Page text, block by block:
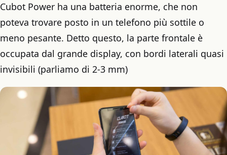
Cubot Power ha una batteria enorme, che non
poteva trovare posto in un telefono più sottile o
meno pesante. Detto questo, la parte frontale è
occupata dal grande display, con bordi laterali quasi
invisibili (parliamo di 2-3 mm)